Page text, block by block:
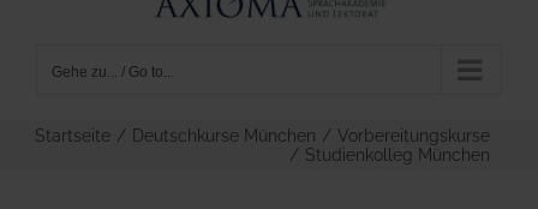
Gehe zu... / Go to...
Startseite / Deutschkurse München / Vorbereitungskurse
/ Studienkolleg München